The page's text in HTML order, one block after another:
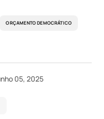
ORÇAMENTO DEMOCRÁTICO
05, 2025